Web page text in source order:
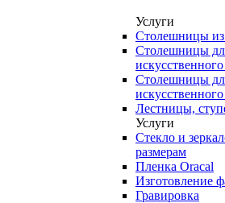
Услуги
Столешницы из
Столешницы
Столешницы
Лестницы,
Услуги
Стекло и
размерам
Пленка Oracal
Изготовление
Гравировка